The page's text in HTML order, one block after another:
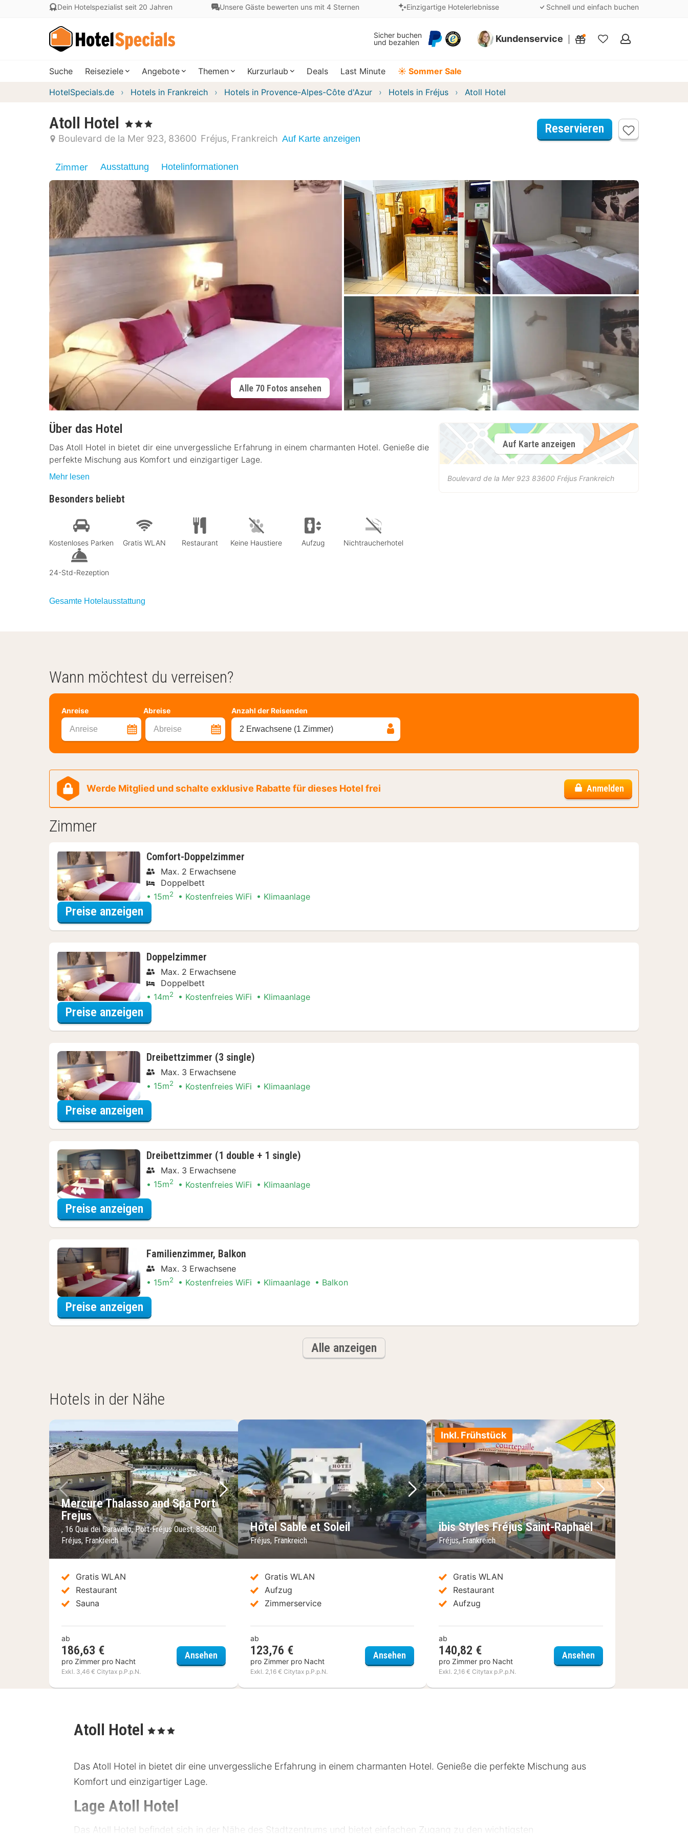
Dein Hotelspezialist seit 20 Jahren Unsere Gäste bewerten uns mit 4 Sternen Einzigartige Hotelerlebnisse Schnell und einfach buchen
Sicher buchen
und bezahlen
Kundenservice
Meine
Suche Reiseziele Angebote Themen Kurzurlaub Deals Last Minute ☀️ Sommer Sale
HotelSpecials.de Hotels in Frankreich Hotels in Provence-Alpes-Côte d'Azur Hotels in Fréjus Atoll Hotel
Atoll Hotel , 3 Sterne
Boulevard de la Mer 923 83600 Fréjus Frankreich Auf Karte anzeigen
Reservieren
Zimmer Ausstattung Hotelinformationen
Alle 70 Fotos ansehen
Über das Hotel
Das Atoll Hotel in bietet dir eine unvergessliche Erfahrung in einem charmanten Hotel. Genieße die
perfekte Mischung aus Komfort und einzigartiger Lage.
Mehr lesen
Besonders beliebt
Kostenloses Parken Gratis WLAN Restaurant Keine Haustiere Aufzug Nichtraucherhotel
24-Std-Rezeption
Gesamte Hotelausstattung
Auf Karte anzeigen
Boulevard de la Mer 923 83600 Fréjus Frankreich
Wann möchtest du verreisen?
Anreise Abreise
Anreise Abreise
Anzahl der Reisenden
2 Erwachsene (1 Zimmer)
Werde Mitglied und schalte exklusive Rabatte für dieses Hotel frei Anmelden
Zimmer
Comfort-Doppelzimmer
Max. 2 Erwachsene
Doppelbett
15m2 Kostenfreies WiFi Klimaanlage
Preise anzeigen
Doppelzimmer
Max. 2 Erwachsene
Doppelbett
14m2 Kostenfreies WiFi Klimaanlage
Preise anzeigen
Dreibettzimmer (3 single)
Max. 3 Erwachsene
15m2 Kostenfreies WiFi Klimaanlage
Preise anzeigen
Dreibettzimmer (1 double + 1 single)
Max. 3 Erwachsene
15m2 Kostenfreies WiFi Klimaanlage
Preise anzeigen
Familienzimmer, Balkon
Max. 3 Erwachsene
15m2 Kostenfreies WiFi Klimaanlage Balkon
Preise anzeigen
Alle anzeigen
Hotels in der Nähe
Vorheriges Bild Nächstes Bild
Mercure Thalasso and Spa Port
Frejus
, 16 Quai dei Caravello, Port-Fréjus Ouest, 83600
Fréjus, Frankreich
Gratis WLAN
Restaurant
Sauna
ab
186,63 €
pro Zimmer pro Nacht
Exkl. 3,46 € Citytax p.P.p.N.
AnsehenMercure Thalasso and Spa Port Frejus
Vorheriges Bild
Nächstes Bild
Hôtel Sable et Soleil
Fréjus, Frankreich
Gratis WLAN
Aufzug
Zimmerservice
ab
123,76 €
pro Zimmer pro Nacht
Exkl. 2,16 € Citytax p.P.p.N.
Ansehen Hôtel Sable et Soleil
Inkl. Frühstück
Vorheriges Bild
Nächstes Bild
ibis Styles Fréjus Saint-Raphaël
Fréjus, Frankreich
Gratis WLAN
Restaurant
Aufzug
ab
140,82 €
pro Zimmer pro Nacht
Exkl. 2,16 € Citytax p.P.p.N.
Ansehenibis Styles Fréjus Saint-
Atoll Hotel , 3 Sterne
Das Atoll Hotel in bietet dir eine unvergessliche Erfahrung in einem charmanten Hotel. Genieße die perfekte Mischung aus
Komfort und einzigartiger Lage.
Lage Atoll Hotel
Das Atoll Hotel befindet sich in der Nähe des Stadtzentrums und bietet einfachen Zugang zu den wichtigsten